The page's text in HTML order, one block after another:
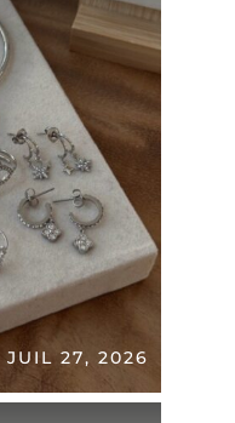
JUIL 27, 2026